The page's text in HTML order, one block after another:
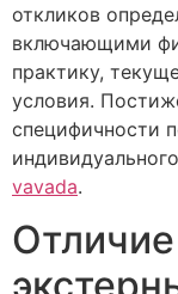
откликов
включающими
практику,
условия.
специфичности
vavada.